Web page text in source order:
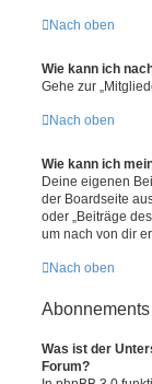
Nach oben
Wie kann ich
Gehe zur
Nach oben
Wie kann ich
Deine eigenen
der Boardseite
oder „Beiträge
um nach von dir
Nach oben
Was ist der
Forum?